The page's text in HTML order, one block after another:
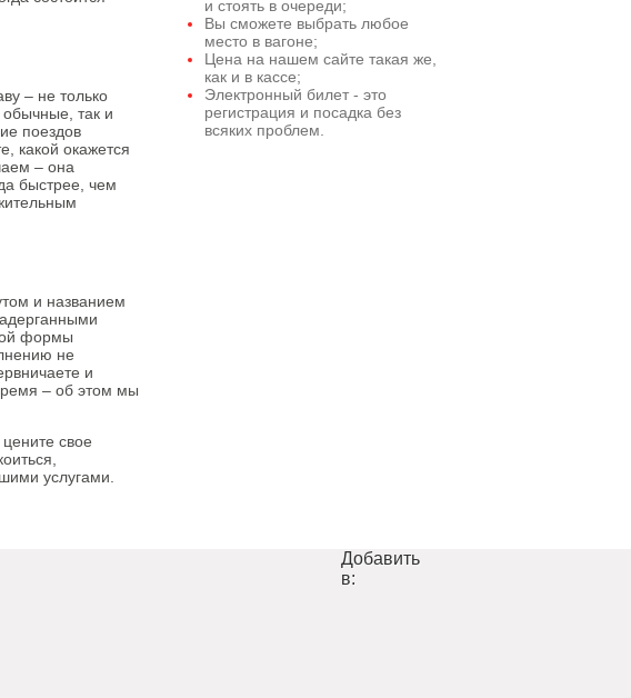
– не только
так и
поездов
какой окажется
– она
быстрее, чем
и названием
формы
не
и
– об этом мы
свое
услугами.
и стоять в очереди;
Вы сможете выбрать любое
место в вагоне;
Цена на нашем сайте такая же,
как и в кассе;
Электронный билет - это
регистрация и посадка без
всяких проблем.
Добавить
в: